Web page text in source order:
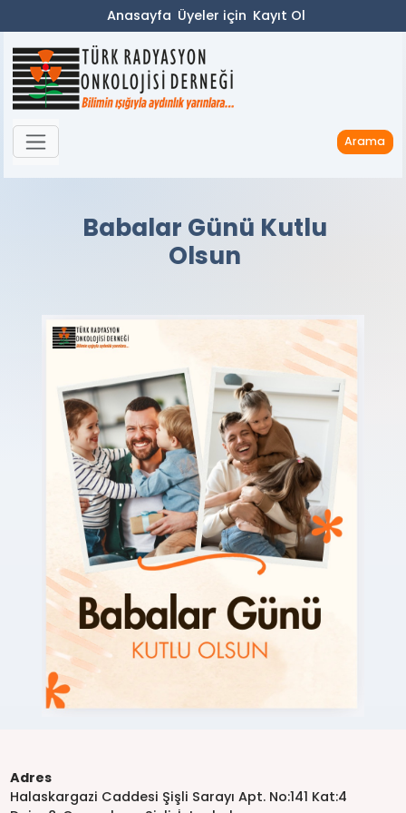
Anasayfa Üyeler için Kayıt Ol
Arama
Babalar Günü Kutlu
Olsun
Adres
Halaskargazi Caddesi Şişli Sarayı Apt. No:141 Kat:4